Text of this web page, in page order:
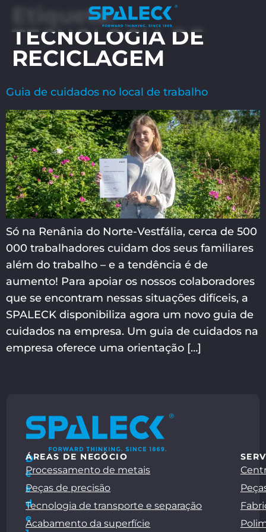
Etiqueta:
TECNOLOGIA DE
RECICLAGEM
Guia de cuidados no local de trabalho
Só na Renânia do Norte-Vestfália, cerca de 500
000 trabalhadores cuidam dos seus familiares
além do trabalho – e a tendência é de
aumento! Para apoiar os nossos colaboradores
que se encontram nessas situações difíceis, a
SPALECK disponibiliza agora um novo guia de
cuidados na empresa. Um guia de cuidados na
empresa oferece uma orientação […]
D
e
s
d
e
ÁREAS DE NEGÓCIO
Processamento de metais
Peças de precisão
Tecnologia de transporte e separação
Acabamento da superfície